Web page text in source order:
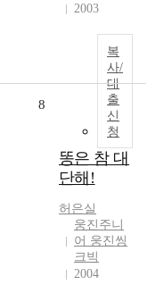
2003
복
사/
대
출
신
청
8
똥은 참 대
단해!
허은실
웅진주니
어 웅진씽
크빅
2004